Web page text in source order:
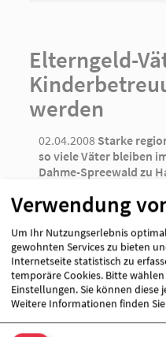
AWO Wriezen
Elterngeld-
werden
02.04.2008 Starke
so viele Väter bleiben
Dahme-Spreewald zu
geänderten
berücksichtigt und ihre
Selbständigkeit wird
Anträge sind
worden.
Das Land Brandenburg
haben sich
Verwendung
Um Ihr Nutzungserlebnis
gewohnten Services zu bieten
Internetseite statistisch zu
temporäre Cookies. Bitte
Einstellungen. Sie können
Weitere Informationen finden